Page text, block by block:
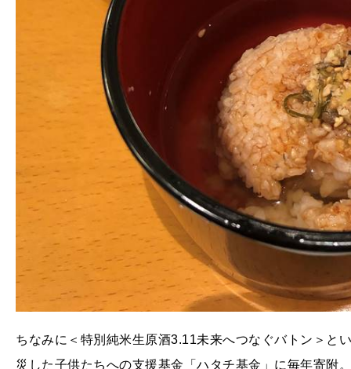
ちなみに＜特別純米生原酒3.11未来へつなぐバトン＞と
災した子供たちへの支援基金「ハタチ基金」に毎年寄附